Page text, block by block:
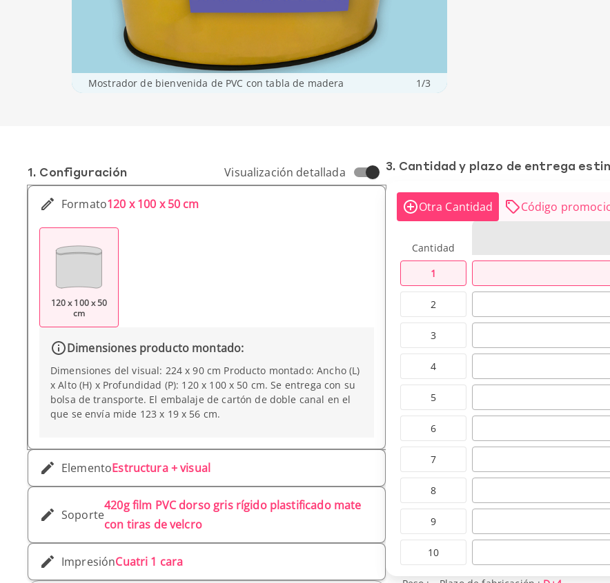
Mostrador de bienvenida de PVC con tabla de madera 1/3
1. Conf­iguración Visualización detallada
Formato120 x 100 x 50 cm
120 x 100 x 50
cm
Dimensiones producto montado:
Dimensiones del visual: 224 x 90 cm Producto montado: Ancho (L)
x Alto (H) x Profundidad (P): 120 x 100 x 50 cm. Se entrega con su
bolsa de transporte. El embalaje de cartón de doble canal en el
que se envía mide 123 x 19 x 56 cm.
ElementoEstructura + visual
Soporte
420g film PVC dorso gris rígido plastificado mate
con tiras de velcro
ImpresiónCuatri 1 cara
3. Cantidad y plazo de entrega
Otra Cantidad Código
Cantidad
1
2
3
4
5
6
7
8
9
10